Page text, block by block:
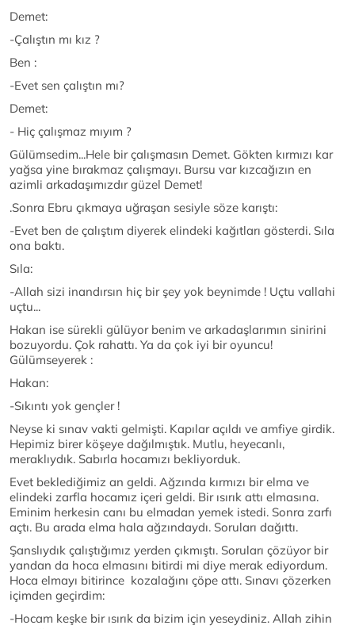
Demet:
-Çalıştın mı kız ?
Ben :
-Evet sen çalıştın mı?
Demet:
- Hiç çalışmaz mıyım ?
Gülümsedim...Hele bir çalışmasın Demet. Gökten kırmızı kar
yağsa yine bırakmaz çalışmayı. Bursu var kızcağızın en
azimli arkadaşımızdır güzel Demet!
.Sonra Ebru çıkmaya uğraşan sesiyle söze karıştı:
-Evet ben de çalıştım diyerek elindeki kağıtları gösterdi. Sıla
ona baktı.
Sıla:
-Allah sizi inandırsın hiç bir şey yok beynimde ! Uçtu vallahi
uçtu...
Hakan ise sürekli gülüyor benim ve arkadaşlarımın sinirini
bozuyordu. Çok rahattı. Ya da çok iyi bir oyuncu!
Gülümseyerek :
Hakan:
-Sıkıntı yok gençler !
Neyse ki sınav vakti gelmişti. Kapılar açıldı ve amfiye girdik.
Hepimiz birer köşeye dağılmıştık. Mutlu, heyecanlı,
meraklıydık. Sabırla hocamızı bekliyorduk.
Evet beklediğimiz an geldi. Ağzında kırmızı bir elma ve
elindeki zarfla hocamız içeri geldi. Bir ısırık attı elmasına.
Eminim herkesin canı bu elmadan yemek istedi. Sonra zarfı
açtı. Bu arada elma hala ağzındaydı. Soruları dağıttı.
Şanslıydık çalıştığımız yerden çıkmıştı. Soruları çözüyor bir
yandan da hoca elmasını bitirdi mi diye merak ediyordum.
Hoca elmayı bitirince kozalağını çöpe attı. Sınavı çözerken
içimden geçirdim:
-Hocam keşke bir ısırık da bizim için yeseydiniz. Allah zihin